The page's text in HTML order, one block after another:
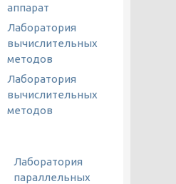
аппарат
Лаборатория
вычислительных
методов
Лаборатория
вычислительных
методов
Лаборатория
параллельных